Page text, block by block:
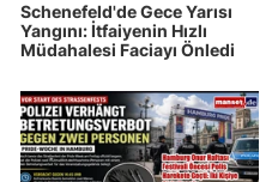
Schenefeld'de Gece Yarısı
Yangını: İtfaiyenin Hızlı
Müdahalesi Faciayı Önledi